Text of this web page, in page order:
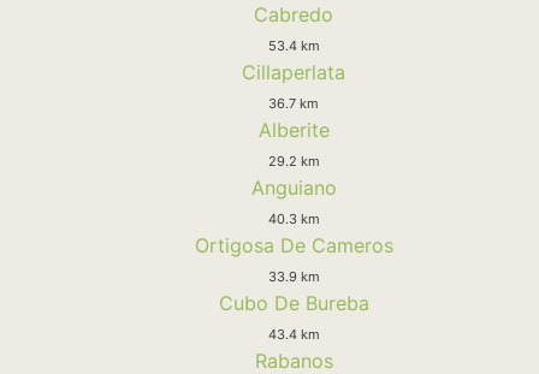
Cabredo
53.4 km
Cillaperlata
36.7 km
Alberite
29.2 km
Anguiano
40.3 km
Ortigosa De Cameros
33.9 km
Cubo De Bureba
43.4 km
Rabanos